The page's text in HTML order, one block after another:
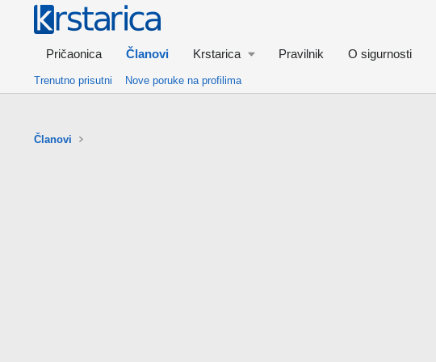
Pričaonica Članovi Krstarica Pravilnik O sigurnosti
Trenutno prisutni Nove poruke na profilima
Članovi